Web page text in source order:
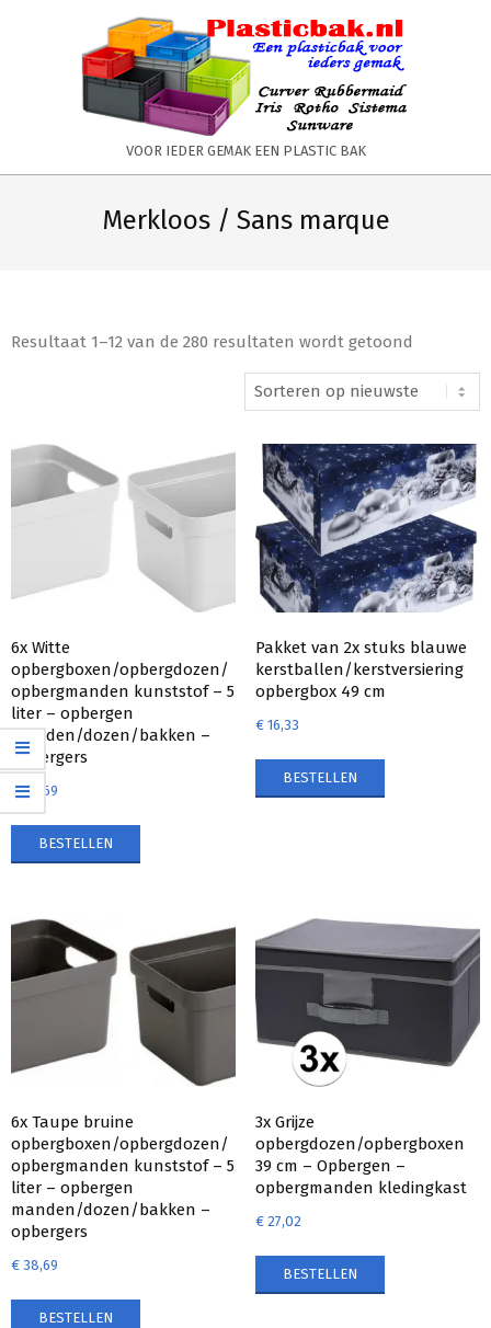
PLASTICBAK.NL
VOOR IEDER GEMAK EEN PLASTIC BAK
Merkloos / Sans marque
Resultaat 1–12 van de 280 resultaten wordt getoond
6x Witte
opbergboxen/opbergdozen/
opbergmanden kunststof – 5
liter – opbergen
manden/dozen/bakken –
opbergers
€38,69
BESTELLEN
Pakket van 2x stuks blauwe
kerstballen/kerstversiering
opbergbox 49 cm
€16,33
BESTELLEN
6x Taupe bruine
opbergboxen/opbergdozen/
opbergmanden kunststof – 5
liter – opbergen
manden/dozen/bakken –
opbergers
€ 38,69
BESTELLEN
3x Grijze
opbergdozen/opbergboxen
39 cm – Opbergen –
opbergmanden kledingkast
€27,02
BESTELLEN